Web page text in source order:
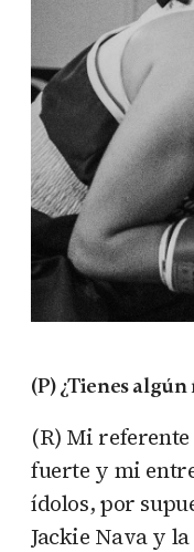
(P) ¿Tienes
(R) Mi
fuerte y mi
ídolos, por
Jackie Nava y